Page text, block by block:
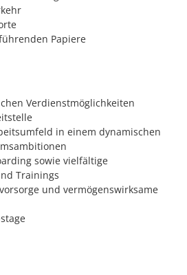
Papiere
Verdienstmöglichkeiten
in einem dynamischen
sowie vielfältige
Trainings
und vermögenswirksame